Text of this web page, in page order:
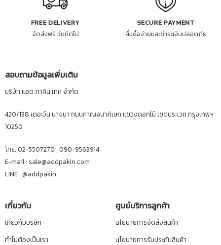
FREE DELIVERY
จัดส่งฟรี วันถัดไป
SECURE PAYMENT
สั่งซื้อง่ายและชำระเงินปลอดภัย
สอบถามข้อมูลเพิ่มเติม
บริษัท แอด ภาคิน เทค จำกัด
420/138 เดอะวัน บางนา ถนนกาญจนาภิเษก แขวงดอกไม้ เขตประเวศ กรุงเทพฯ
10250
โทร. 02-5507270 , 090-9563914
E-mail : sale@addpakin.com
LINE : @addpakin
เกี่ยวกับ
เกี่ยวกับบริษัท
ทำไมต้องเป็นเรา
ศูนย์บริการลูกค้า
นโยบายการจัดส่งสินค้า
นโยบายการรับประกันสินค้า